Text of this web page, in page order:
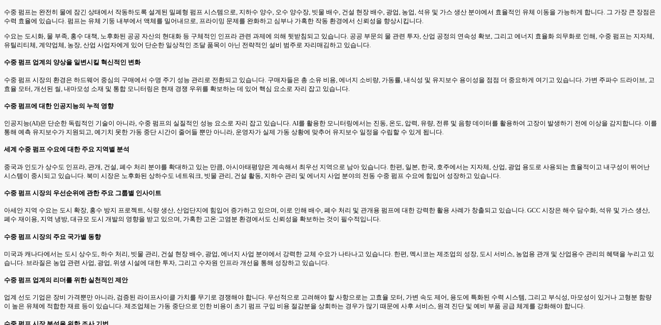
수중 펌프는 완전히 물에 잠긴 상태에서 작동하도록 설계된 밀폐형 펌프 시스템으로, 지하수 양수, 오수 양수장, 빗물 배수, 건설 현장 배수, 광업, 농업, 석유 및 가스 생산 분야에서 효율적인 유체 이동을 가능하게 합니다. 그 가장 큰 장점은
수력 효율에 있습니다. 펌프는 유체 기둥 내부에서 액체를 밀어내므로, 프라이밍 문제를 완화하고 심부나 가혹한 작동 환경에서 신뢰성을 향상시킵니다.
수요는 도시화, 물 부족, 홍수 대책, 노후화된 공공 자산의 현대화 등 구체적인 인프라 관련 과제에 의해 뒷받침되고 있습니다. 공공 부문의 물 관련 투자, 산업 공정의 연속성 확보, 그리고 에너지 효율화 의무화로 인해, 수중 펌프는 지자체,
유틸리티체, 계약업체, 농장, 산업 사업자에게 있어 단순한 일상적인 조달 품목이 아닌 전략적인 설비 범주로 자리매김하고 있습니다.
수중 펌프 업계의 양상을 일변시킬 혁신적인 변화
수중 펌프 시장의 환경은 하드웨어 중심의 구매에서 수명 주기 성능 관리로 전환되고 있습니다. 구매자들은 총 소유 비용, 에너지 소비량, 가동률, 내식성 및 유지보수 용이성을 점점 더 중요하게 여기고 있습니다. 가변 주파수 드라이브, 고
효율 모터, 개선된 씰, 내마모성 소재 및 통합 모니터링은 현재 경쟁 우위를 확보하는 데 있어 핵심 요소로 자리 잡고 있습니다.
수중 펌프에 대한 인공지능의 누적 영향
인공지능(AI)은 단순한 독립적인 기술이 아니라, 수중 펌프의 실질적인 성능 요소로 자리 잡고 있습니다. AI를 활용한 모니터링에서는 진동, 온도, 압력, 유량, 전류 및 음향 데이터를 활용하여 고장이 발생하기 전에 이상을 감지합니다. 이를
통해 예측 유지보수가 지원되고, 예기치 못한 가동 중단 시간이 줄어들 뿐만 아니라, 운영자가 실제 가동 상황에 맞추어 유지보수 일정을 수립할 수 있게 됩니다.
세계 수중 펌프 수요에 대한 주요 지역별 분석
중국과 인도가 상수도 인프라, 관개, 건설, 폐수 처리 분야를 확대하고 있는 만큼, 아시아태평양은 계속해서 최우선 지역으로 남아 있습니다. 한편, 일본, 한국, 호주에서는 지자체, 산업, 광업 용도로 사용되는 효율적이고 내구성이 뛰어난
시스템이 중시되고 있습니다. 북미 시장은 노후화된 상하수도 네트워크, 빗물 관리, 건설 활동, 지하수 관리 및 에너지 사업 분야의 전동 수중 펌프 수요에 힘입어 성장하고 있습니다.
수중 펌프 시장의 우선순위에 관한 주요 그룹별 인사이트
아세안 지역 수요는 도시 확장, 홍수 방지 프로젝트, 식량 생산, 산업단지에 힘입어 증가하고 있으며, 이로 인해 배수, 폐수 처리 및 관개용 펌프에 대한 강력한 활용 사례가 창출되고 있습니다. GCC 시장은 해수 담수화, 석유 및 가스 생산,
폐수 재이용, 지역 냉방, 대규모 도시 개발의 영향을 받고 있으며, 가혹한 고온·고염분 환경에서도 신뢰성을 확보하는 것이 필수적입니다.
수중 펌프 시장의 주요 국가별 동향
미국과 캐나다에서는 도시 상수도, 하수 처리, 빗물 관리, 건설 현장 배수, 광업, 에너지 사업 분야에서 강력한 교체 수요가 나타나고 있습니다. 한편, 멕시코는 제조업의 성장, 도시 서비스, 농업용 관개 및 산업용수 관리의 혜택을 누리고 있
습니다. 브라질은 농업 관련 사업, 광업, 위생 시설에 대한 투자, 그리고 수자원 인프라 개선을 통해 성장하고 있습니다.
수중 펌프 업계의 리더를 위한 실천적인 제안
업계 선도 기업은 장비 가격뿐만 아니라, 검증된 라이프사이클 가치를 무기로 경쟁해야 합니다. 우선적으로 고려해야 할 사항으로는 고효율 모터, 가변 속도 제어, 용도에 특화된 수력 시스템, 그리고 부식성, 마모성이 있거나 고형분 함량
이 높은 유체에 적합한 재료 등이 있습니다. 제조업체는 가동 중단으로 인한 비용이 초기 펌프 구입 비용 절감분을 상회하는 경우가 많기 때문에 사후 서비스, 원격 진단 및 예비 부품 공급 체계를 강화해야 합니다.